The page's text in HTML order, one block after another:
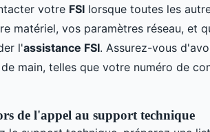
votre FSI lorsque toutes les
matériel, vos paramètres réseau, et
l'assistance FSI. Assurez-vous
main, telles que votre numéro de
de l'appel au support technique